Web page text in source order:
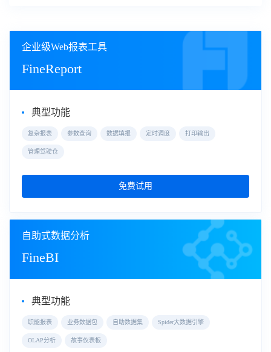
企业级Web报表工具
FineReport
典型功能
复杂报表 参数查询 数据填报 定时调度 打印输出
管理驾驶仓
免费试用
自助式数据分析
FineBI
典型功能
职能报表 业务数据包 自助数据集 Spider大数据引擎
OLAP分析 故事仪表板